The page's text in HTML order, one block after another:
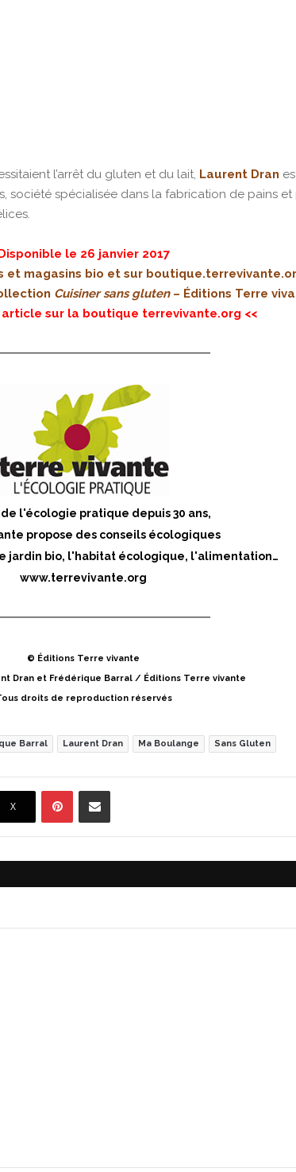
l’arrêt du gluten et du lait, Laurent Dran
société spécialisée dans la fabrication de pains et
Disponible le 26 janvier 2017
et magasins bio et sur
Cuisiner sans gluten– Éditions Terre
article sur la boutique terrevivante.org <<
l'écologie pratique depuis 30 ans,
propose des conseils écologiques
jardin bio, l'habitat écologique, l'alimentation…
www.terrevivante.org
© Éditions Terre vivante
Dran et Frédérique Barral / Éditions Terre vivante
droits de reproduction réservés
Barral Laurent Dran Ma Boulange Sans Gluten
X